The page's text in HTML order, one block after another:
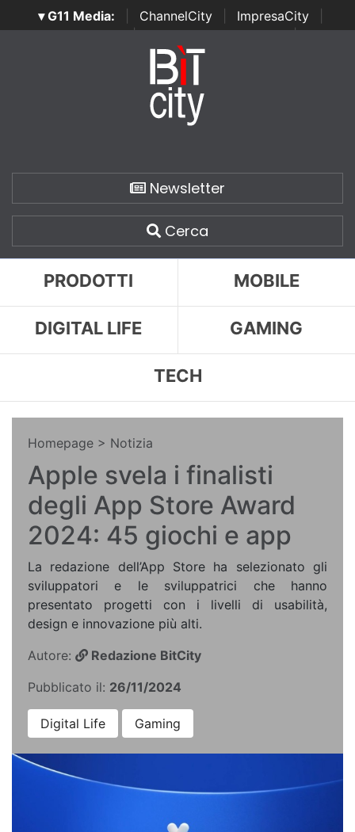
▾ G11 Media: ChannelCity ImpresaCity
SecurityOpenLab | Italian Channel Awards | Italian
Italian Security Awards
Newsletter
Cerca
PRODOTTI MOBILE
DIGITAL LIFE GAMING
TECH
Homepage > Notizia
Apple svela i finalisti
degli App Store Award
2024: 45 giochi e app
La redazione dell’App Store ha selezionato gli
sviluppatori e le sviluppatrici che hanno
presentato progetti con i livelli di usabilità,
design e innovazione più alti.
Autore:
Redazione BitCity
Pubblicato il: 26/11/2024
Digital Life Gaming